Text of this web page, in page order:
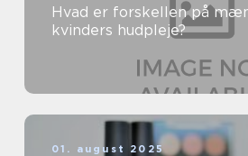
Hvad er forskellen på
kvinders hudpleje?
01. august 2025